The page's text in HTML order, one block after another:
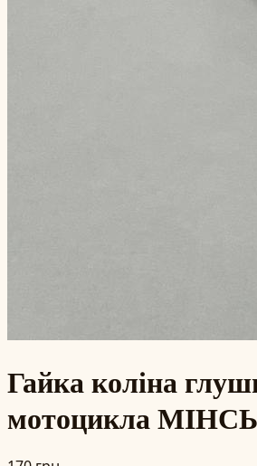
Гайка коліна
мотоцикла